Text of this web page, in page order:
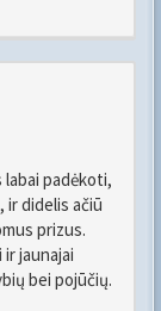
labai padėkoti,
ir didelis ačiū
prizus.
jaunajai
bei pojūčių.